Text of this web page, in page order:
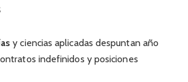
y ciencias aplicadas despuntan año
indefinidos y posiciones